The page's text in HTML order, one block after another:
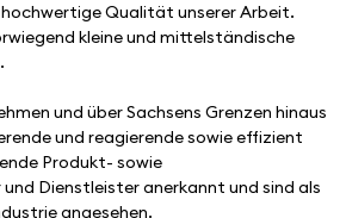
Qualität unserer Arbeit.
kleine und mittelständische
und über Sachsens Grenzen hinaus
und reagierende sowie effizient
Produkt- sowie
Dienstleister anerkannt und sind als
angesehen.